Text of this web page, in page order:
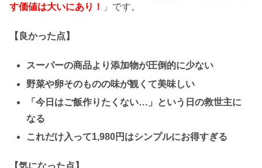
す価値は大いにあり！
」です。
【良かった点】
スーパーの商品より添加物が圧倒的に少ない
野菜や卵そのものの味が観くて美味しい
「今日はご飯作りたくない…」という日の救世主に
なる
これだけ入って1,980円はシンプルにお得すぎる